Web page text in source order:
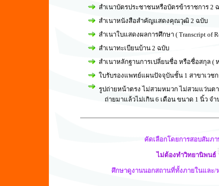
สำเนาบัตรประชาชนหรือบัตรข้าราชการ 2
สำเนาหนังสือสำคัญแสดงคุณวุฒิ 2 ฉบับ
สำเนาใบแสดงผลการศึกษา ( Transcript of
สำเนาทะเบียนบ้าน 2 ฉบับ
สำเนาหลักฐานการเปลี่ยนชื่อ หรือชื่อสกุล (
ใบรับรองแพทย์แผนปัจจุบันชั้น 1 สาขาเวช
รูปถ่ายหน้าตรง ไม่สวมหมวก ไม่สวมแว่นต
ถ่ายมาแล้วไม่เกิน 6 เดือน ขนาด 1 นิ้ว จำ
คัดเลือกโดยการสอบสัมภ
ไม่ต้องทำวิทยานิพนธ์
ศึกษาดูงานนอกสถานที่ทั้งภายในและ/